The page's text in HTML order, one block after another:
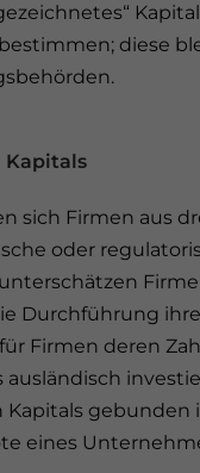
diese
Kapitals
sich Firmen aus
oder
Durchführung
Firmen deren
ausländisch
gebunden
eines